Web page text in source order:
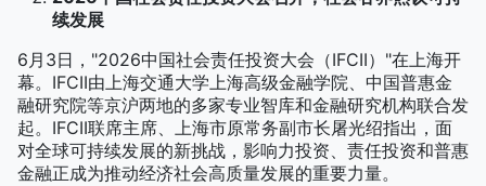
续发展
6月3日，"2026中国社会责任投资大会（IFCII）"在上海开
幕。IFCII由上海交通大学上海高级金融学院、中国普惠金
融研究院等京沪两地的多家专业智库和金融研究机构联合发
起。IFCII联席主席、上海市原常务副市长屠光绍指出，面
对全球可持续发展的新挑战，影响力投资、责任投资和普惠
金融正成为推动经济社会高质量发展的重要力量。